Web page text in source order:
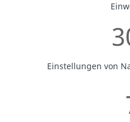
Einstellungen von